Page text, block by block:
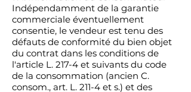
Indépendamment de la garantie
commerciale éventuellement
consentie, le vendeur est tenu des
défauts de conformité du bien objet
du contrat dans les conditions de
l'article L. 217-4 et suivants du code
de la consommation (ancien C.
consom., art. L. 211-4 et s.) et des